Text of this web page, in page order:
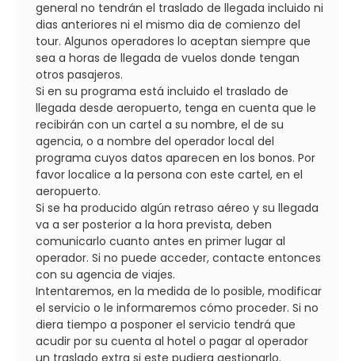
general no tendrán el traslado de llegada incluido ni
dias anteriores ni el mismo dia de comienzo del
tour. Algunos operadores lo aceptan siempre que
sea a horas de llegada de vuelos donde tengan
otros pasajeros.
Si en su programa está incluido el traslado de
llegada desde aeropuerto, tenga en cuenta que le
recibirán con un cartel a su nombre, el de su
agencia, o a nombre del operador local del
programa cuyos datos aparecen en los bonos. Por
favor localice a la persona con este cartel, en el
aeropuerto.
Si se ha producido algún retraso aéreo y su llegada
va a ser posterior a la hora prevista, deben
comunicarlo cuanto antes en primer lugar al
operador. Si no puede acceder, contacte entonces
con su agencia de viajes.
Intentaremos, en la medida de lo posible, modificar
el servicio o le informaremos cómo proceder. Si no
diera tiempo a posponer el servicio tendrá que
acudir por su cuenta al hotel o pagar al operador
un traslado extra si este pudiera gestionarlo.